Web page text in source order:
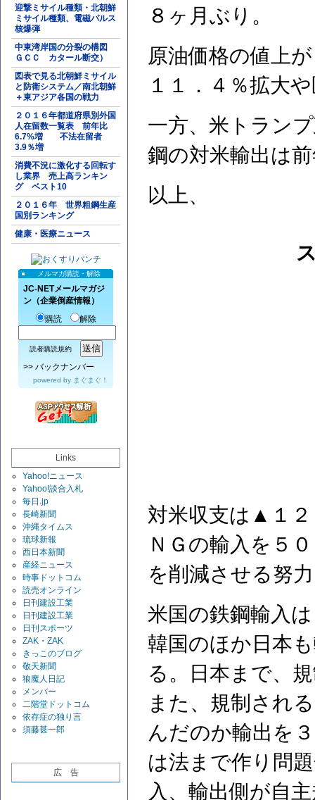
迎撃ミサイル種類・北朝鮮
ミサイル種類、電磁パルス
核爆弾
中東湾岸国の分裂の構図
ＧＣＣ カタール断交）
図表で見る北朝鮮ミサイル
と防衛システム／南北朝鮮
＋東アジア各国の戦力
２０１６年都道府県別外国
人在留数一覧表 前年比
6.7%増 不法在留者
3.9％増
消費不況に激化する回転す
し業界 売上高ランキン
グ ベスト10
２０１６年 世界粗鋼生産
国別ランキング
健康・医療ニュース
メルマガ購読・解除
JC-NETメールマガジ
ン（企業倒産情報）
購読
解除
読者購読規約
>> バックナンバー
powered by まぐまぐ！
Links
Yahoo!ニュース
Yahoo!談合入札
毎日.jp
長崎新聞
沖縄タイムス
琉球新報
西日本新聞
産経ニュース
時事ドットコム
読売オンライン
日刊建設工業
日刊建設工業
日刊スポーツ
ZAK・ZAK
きっこのブログ
敬天新聞
狼魔人日記
メンバー
二階堂ドットコム
依存症の独り言
須藤甚一郎
広 告
８ヶ月ぶり。
原油価格の値上
１１．４％拡大
一方、米トラン
鋼の対米輸出は
以上、
対米収支は▲１２
ＮＧの輸入を５
を削減させる努
米国の鉄鋼輸入
韓国のほか日本
る。日本まで、
また、規制され
んだのか輸出を
は法まで作り問
入、輸出側が自